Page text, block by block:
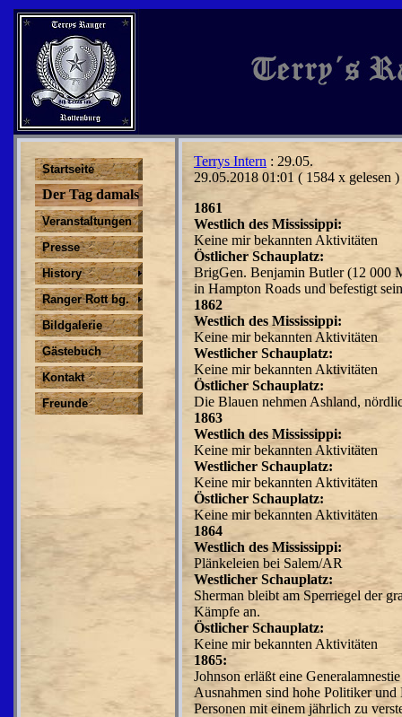
Startseite
Der Tag damals
Veranstaltungen
Presse
History
Ranger Rott bg.
Bildgalerie
Gästebuch
Kontakt
Freunde
Terrys Intern : 29.05.
29.05.2018 01:01 ( 1584 x gelesen )
1861
Westlich des Mississippi:
Keine mir bekannten Aktivitäten
Östlicher Schauplatz:
BrigGen. Benjamin Butler (12 000
in Hamp­ton Roads und befestigt
1862
Westlich des Mississippi:
Keine mir bekannten Aktivitäten
Westlicher Schauplatz:
Keine mir bekannten Aktivitäten
Östlicher Schauplatz:
Die Blauen nehmen Ashland,
1863
Westlich des Mississippi:
Keine mir bekannten Aktivitäten
Westlicher Schauplatz:
Keine mir bekannten Aktivitäten
Östlicher Schauplatz:
Keine mir bekannten Aktivitäten
1864
Westlich des Mississippi:
Plänkeleien bei Salem/AR
Westlicher Schauplatz:
Sherman bleibt am Sperriegel der
Kämpfe an.
Östlicher Schauplatz:
Keine mir bekannten Aktivitäten
1865:
Johnson erläßt eine
Aus­nahmen sind hohe Politiker
Personen mit einem jährlich zu